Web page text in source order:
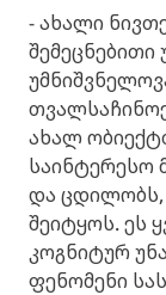
- ახალი
ახალ
საინტერესო
და ცდილობს,
შეიტყოს. ეს
კოგნიტურ
ფენომენი